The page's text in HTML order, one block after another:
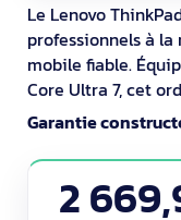
Le Lenovo
professionnels à
mobile fiable.
Core Ultra 7, cet
performances
gourmandes en
affiche une
affichage clair
Garantie
2